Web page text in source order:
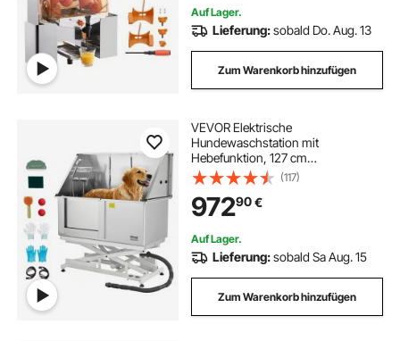
Auf Lager.
Lieferung:sobald Do. Aug. 13
Zum Warenkorb hinzufügen
VEVOR Elektrische
Hundewaschstation mit
Hebefunktion, 127 cm
Tierpflegewanne mit PE-
Wasserfilterplatte, Wasserhahn &
Duschkopf, Hundebadewanne,
Waschbecken für mehrere
Haustiere (linke Tür)
(117)
97290€
Auf Lager.
Lieferung:sobald Sa Aug. 15
Zum Warenkorb hinzufügen